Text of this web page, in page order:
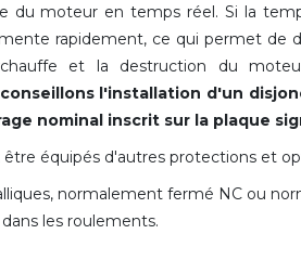
du moteur en temps réel. Si la
rapidement, ce qui permet de
et la destruction du
l'installation d'un
nominal inscrit sur la plaque
équipés d'autres protections et
normalement fermé NC ou
les roulements.